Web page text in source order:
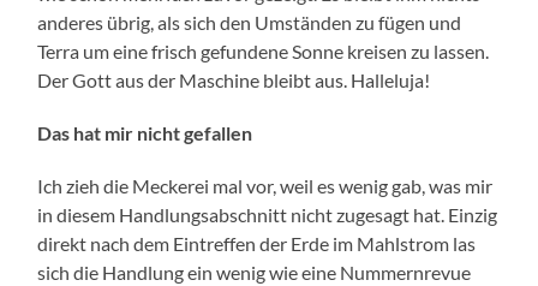
anderes übrig, als sich den Umständen zu fügen und
Terra um eine frisch gefundene Sonne kreisen zu lassen.
Der Gott aus der Maschine bleibt aus. Halleluja!
Das hat mir nicht gefallen
Ich zieh die Meckerei mal vor, weil es wenig gab, was mir
in diesem Handlungsabschnitt nicht zugesagt hat. Einzig
direkt nach dem Eintreffen der Erde im Mahlstrom las
sich die Handlung ein wenig wie eine Nummernrevue